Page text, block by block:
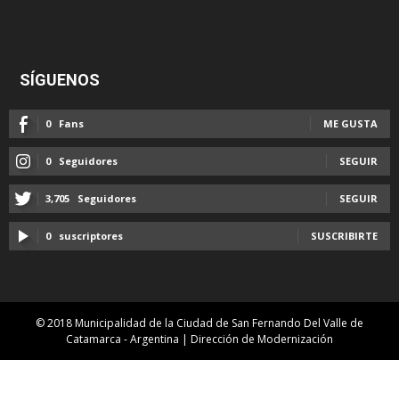
SÍGUENOS
0 Fans ME GUSTA
0 Seguidores SEGUIR
3,705 Seguidores SEGUIR
0 suscriptores SUSCRIBIRTE
© 2018 Municipalidad de la Ciudad de San Fernando Del Valle de
Catamarca - Argentina | Dirección de Modernización